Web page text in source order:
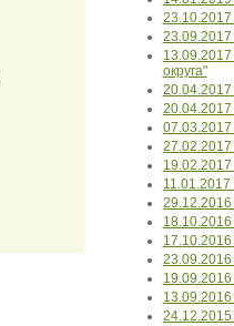
округа"
20.04.2017
24.12.2015